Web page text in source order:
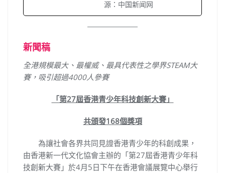
源：中国新闻网
新聞稿
全港規模最大、最權威、最具代表性之學界STEAM大
賽，吸引超過4000人參賽
「第27屆香港青少年科技創新大賽」
共頒發168個獎項
為讓社會各界共同見證香港青少年的科創成果，
由香港新一代文化協會主辦的「第27屆香港青少年科
技創新大賽」於4月5日下午在香港會議展覽中心舉行